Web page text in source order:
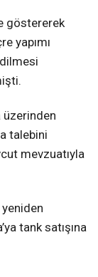
göstererek
yapımı
üzerinden
talebini
mevzuatıyla
tank satışına